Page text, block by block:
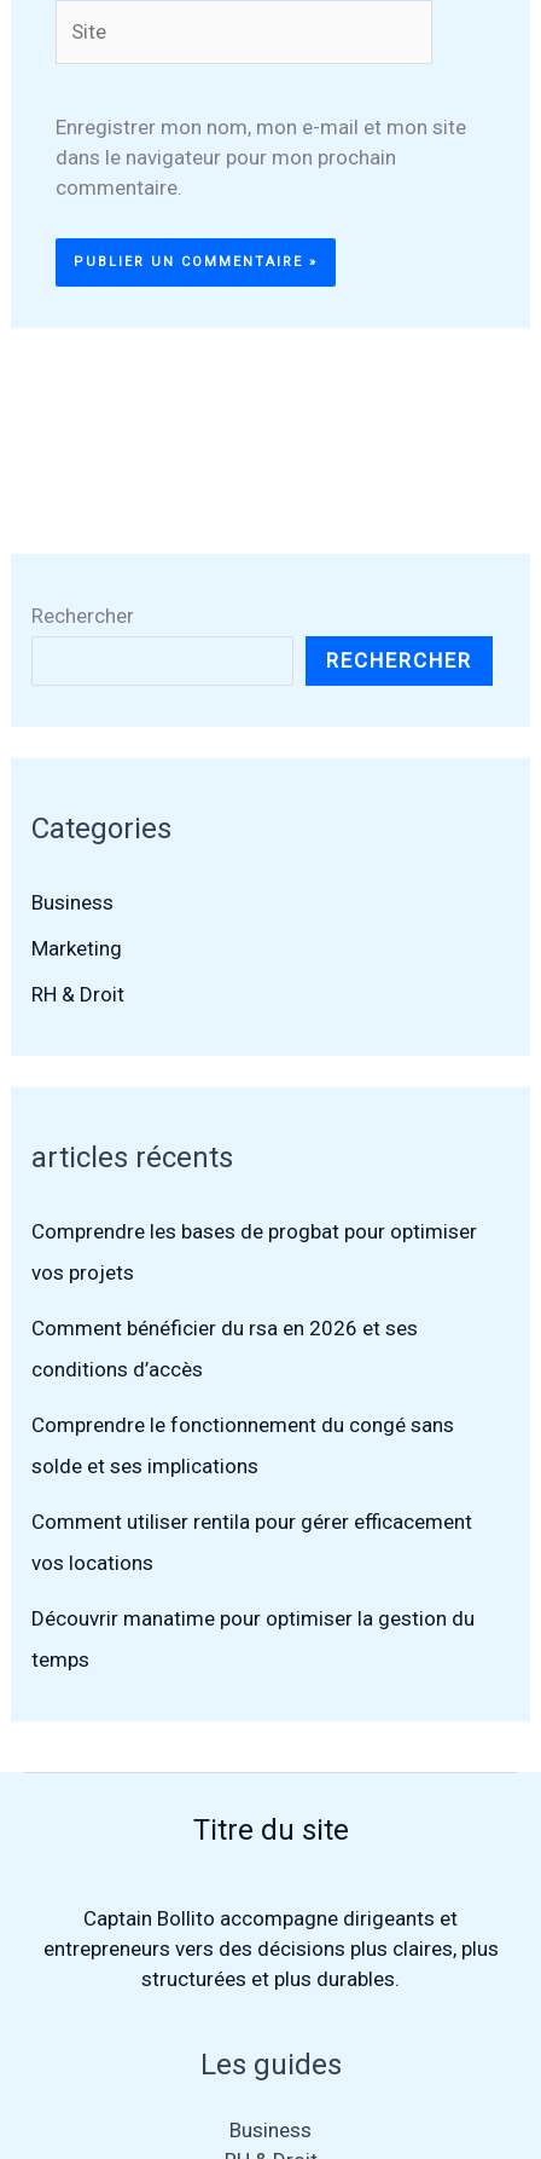
Enregistrer mon nom, mon e-mail et mon site
dans le navigateur pour mon prochain
commentaire.
Rechercher
RECHERCHER
Categories
Business
Marketing
RH & Droit
articles récents
Comprendre les bases de progbat pour optimiser
vos projets
Comment bénéficier du rsa en 2026 et ses
conditions d’accès
Comprendre le fonctionnement du congé sans
solde et ses implications
Comment utiliser rentila pour gérer efficacement
vos locations
Découvrir manatime pour optimiser la gestion du
temps
Titre du site
Captain Bollito accompagne dirigeants et
entrepreneurs vers des décisions plus claires, plus
structurées et plus durables.
Les guides
Business